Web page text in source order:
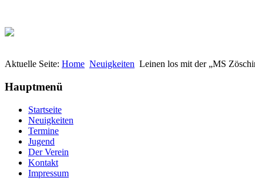
Aktuelle Seite: Home Neuigkeiten Leinen los mit der „MS
Hauptmenü
Startseite
Neuigkeiten
Termine
Jugend
Der Verein
Kontakt
Impressum